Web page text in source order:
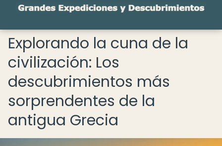
Explorando la cuna de la
civilización: Los
descubrimientos más
sorprendentes de la
antigua Grecia